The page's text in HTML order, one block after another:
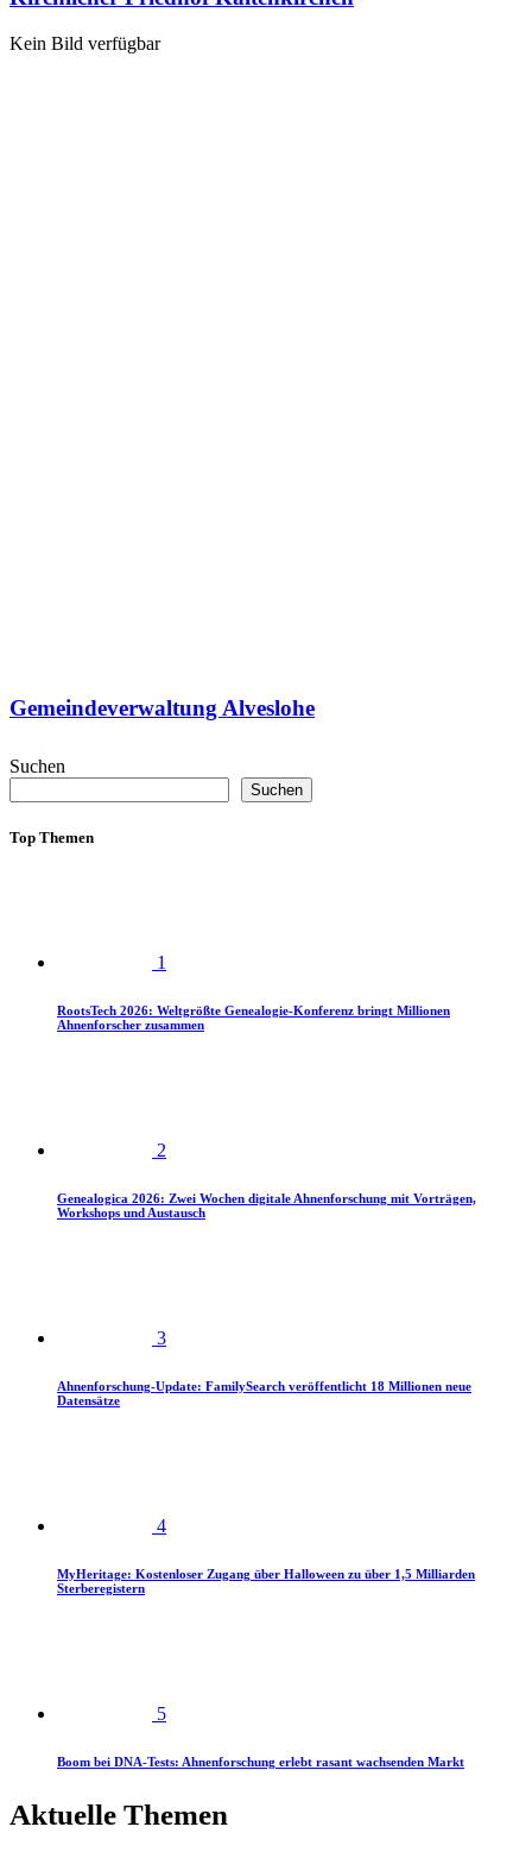
Kein Bild verfügbar
Gemeindeverwaltung Alveslohe
Suchen
Suchen
Top Themen
1
RootsTech 2026: Weltgrößte Genealogie-Konferenz bringt Millionen
Ahnenforscher zusammen
2
Genealogica 2026: Zwei Wochen digitale Ahnenforschung mit Vorträgen,
Workshops und Austausch
3
Ahnenforschung-Update: FamilySearch veröffentlicht 18 Millionen neue
Datensätze
4
MyHeritage: Kostenloser Zugang über Halloween zu über 1,5 Milliarden
Sterberegistern
5
Boom bei DNA-Tests: Ahnenforschung erlebt rasant wachsenden Markt
Aktuelle Themen